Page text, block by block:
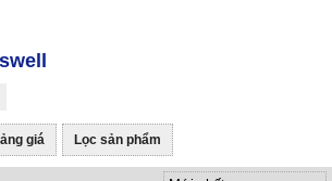
giá Lọc sản phẩm